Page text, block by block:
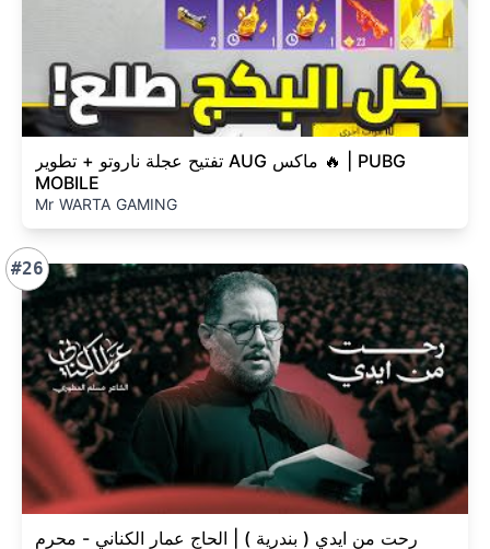
تفتيح عجلة ناروتو + تطوير AUG ماكس 🔥 | PUBG
MOBILE
Mr WARTA GAMING
#26
رحت من ايدي ( بندرية ) | الحاج عمار الكناني - محرم